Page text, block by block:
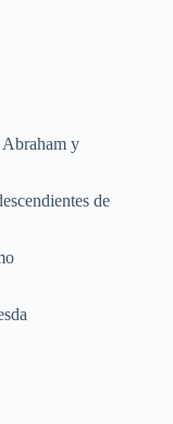
Abraham y
de